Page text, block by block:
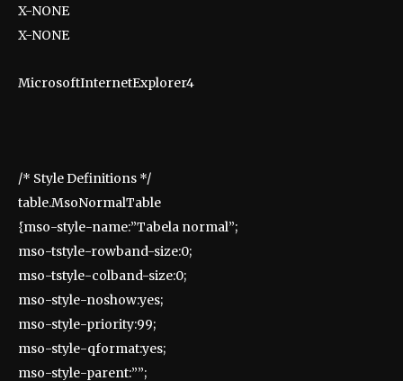
X-NONE
X-NONE
MicrosoftInternetExplorer4
/* Style Definitions */
table.MsoNormalTable
{mso-style-name:”Tabela normal”;
mso-tstyle-rowband-size:0;
mso-tstyle-colband-size:0;
mso-style-noshow:yes;
mso-style-priority:99;
mso-style-qformat:yes;
mso-style-parent:””;